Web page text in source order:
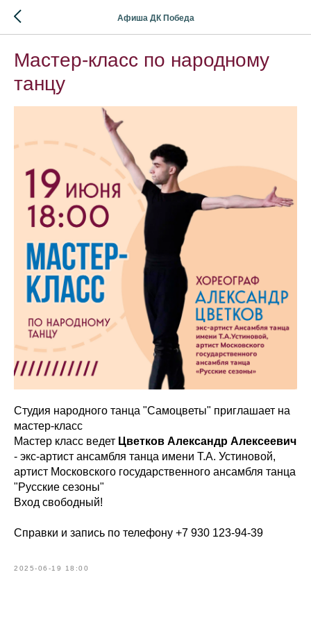
Афиша ДК Победа
Мастер-класс по народному
танцу
Студия народного танца "Самоцветы" приглашает на
мастер-класс
Мастер класс ведет Цветков Александр Алексеевич
- экс-артист ансамбля танца имени Т.А. Устиновой,
артист Московского государственного ансамбля танца
"Русские сезоны"
Вход свободный!
Справки и запись по телефону +7 930 123-94-39
2025-06-19 18:00